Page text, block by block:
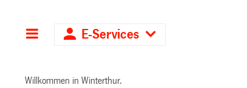
Hauptnavigation
E-Services
Willkommen in Winterthur.